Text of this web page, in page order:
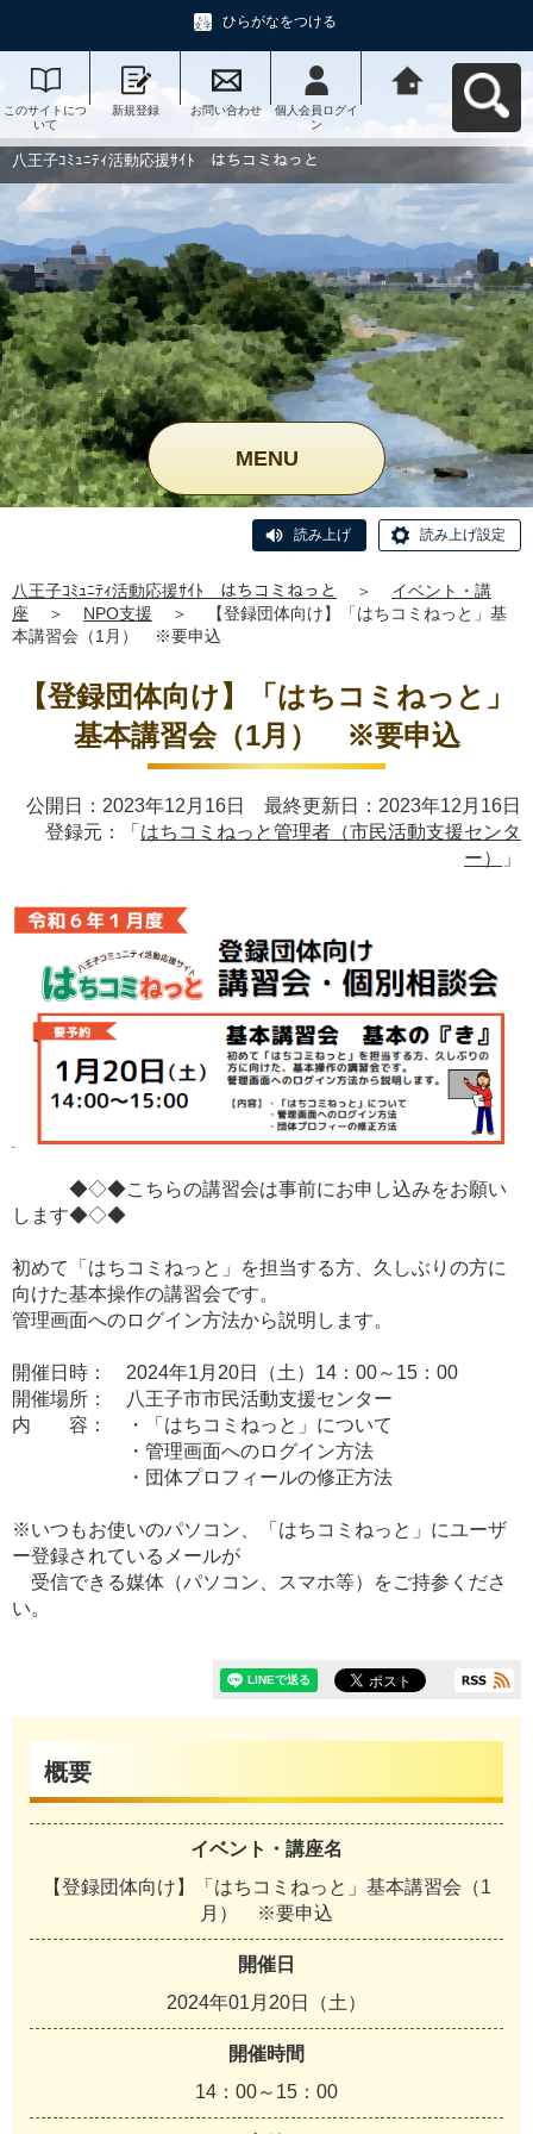
ひらがなをつける
このサイトにつ
いて
新規登録 お問い合わせ
個人会員ログイ
ン
動応援ｻｲﾄ はち
コミねっとへ戻
八王子ｺﾐｭﾆﾃｨ活動応援ｻｲﾄ はちコミねっと
MENU
読み上げ 読み上げ設定
八王子ｺﾐｭﾆﾃｨ活動応援ｻｲﾄ はちコミねっと ＞
イベント・講
座
＞ NPO支援 ＞
【登録団体向け】「はちコミねっと」基
本講習会（1月） ※要申込
【登録団体向け】「はちコミねっと」
基本講習会（1月） ※要申込
公開日：2023年12月16日 最終更新日：2023年12月16日
登録元：「 はちコミねっと管理者（市民活動支援センタ
ー）
」
◆◇◆こちらの講習会は事前にお申し込みをお願い
します◆◇◆
初めて「はちコミねっと」を担当する方、久しぶりの方に
向けた基本操作の講習会です。
管理画面へのログイン方法から説明します。
開催日時： 2024年1月20日（土）14：00～15：00
開催場所： 八王子市市民活動支援センター
内 容： ・「はちコミねっと」について
・管理画面へのログイン方法
・団体プロフィールの修正方法
※いつもお使いのパソコン、「はちコミねっと」にユーザ
ー登録されているメールが
受信できる媒体（パソコン、スマホ等）をご持参くださ
い。
概要
イベント・講座名
【登録団体向け】「はちコミねっと」基本講習会（1
月） ※要申込
開催日
2024年01月20日（土）
開催時間
14：00～15：00